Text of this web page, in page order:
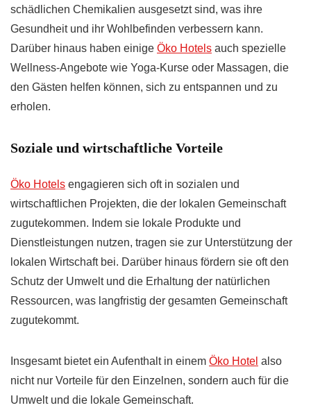
schädlichen Chemikalien ausgesetzt sind, was ihre
Gesundheit und ihr Wohlbefinden verbessern kann.
Darüber hinaus haben einige Öko Hotels auch spezielle
Wellness-Angebote wie Yoga-Kurse oder Massagen, die
den Gästen helfen können, sich zu entspannen und zu
erholen.
Soziale und wirtschaftliche Vorteile
Öko Hotels engagieren sich oft in sozialen und
wirtschaftlichen Projekten, die der lokalen Gemeinschaft
zugutekommen. Indem sie lokale Produkte und
Dienstleistungen nutzen, tragen sie zur Unterstützung der
lokalen Wirtschaft bei. Darüber hinaus fördern sie oft den
Schutz der Umwelt und die Erhaltung der natürlichen
Ressourcen, was langfristig der gesamten Gemeinschaft
zugutekommt.
Insgesamt bietet ein Aufenthalt in einem Öko Hotel also
nicht nur Vorteile für den Einzelnen, sondern auch für die
Umwelt und die lokale Gemeinschaft.